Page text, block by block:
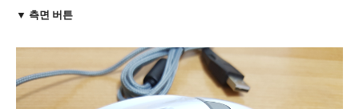
▼ 측면 버튼